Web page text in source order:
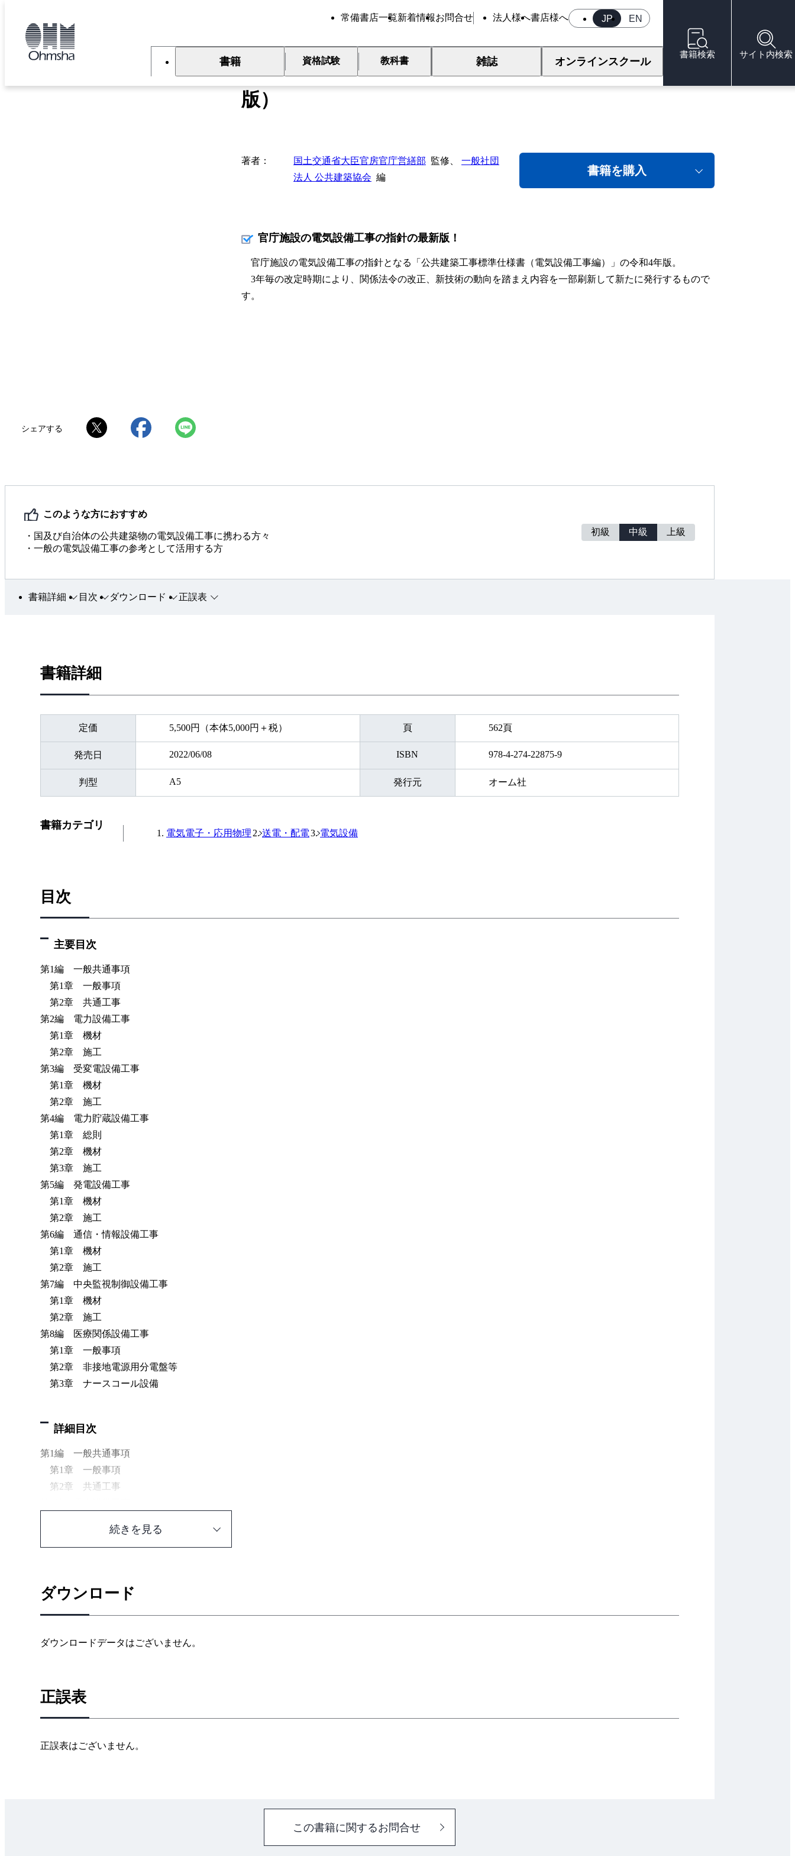
JP EN
常備書店一覧新着情報お問合せ 法人様へ書店様へ
書籍 資格試験 教科書 雑誌 オンラインスクール
書籍検索 サイト内検索
公共建築工事標準仕様書（電気設備工事編）（令和4年
版）
シェアする
著者 国土交通省大臣官房官庁営繕部 監修、 一般社団
法人 公共建築協会 編
書籍を購入
官庁施設の電気設備工事の指針の最新版！
官庁施設の電気設備工事の指針となる「公共建築工事標準仕様書（電気設備工事編）」の令和4年版。
3年毎の改定時期により、関係法令の改正、新技術の動向を踏まえ内容を一部刷新して新たに発行するもので
す。
このような方におすすめ
・国及び自治体の公共建築物の電気設備工事に携わる方々
・一般の電気設備工事の参考として活用する方
初級 中級 上級
書籍詳細 目次 ダウンロード 正誤表
書籍詳細
定価 5,500円（本体5,000円＋税） 頁 562頁
発売日 2022/06/08 ISBN 978-4-274-22875-9
判型 A5 発行元 オーム社
書籍カテゴリ
電気電子・応用物理 送電・配電 電気設備
目次
主要目次
第1編 一般共通事項
第1章 一般事項
第2章 共通工事
第2編 電力設備工事
第1章 機材
第2章 施工
第3編 受変電設備工事
第1章 機材
第2章 施工
第4編 電力貯蔵設備工事
第1章 総則
第2章 機材
第3章 施工
第5編 発電設備工事
第1章 機材
第2章 施工
第6編 通信・情報設備工事
第1章 機材
第2章 施工
第7編 中央監視制御設備工事
第1章 機材
第2章 施工
第8編 医療関係設備工事
第1章 一般事項
第2章 非接地電源用分電盤等
第3章 ナースコール設備
詳細目次
第1編 一般共通事項
第1章 一般事項
第2章 共通工事
第2章 施工
第4編 電力貯蔵設備工事
第1章 総則
第2章 施工
第6編 通信・情報設備工事
第2章 施工
続きを見る
ダウンロード
ダウンロードデータはございません。
正誤表
正誤表はございません。
この書籍に関するお問合せ